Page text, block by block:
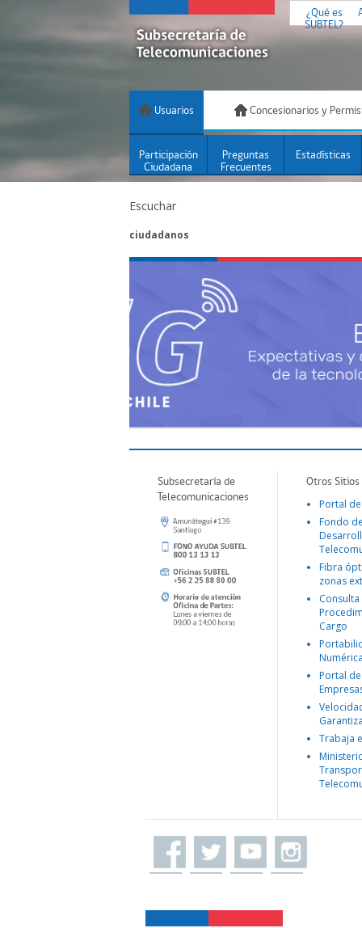
¿Qué es
SUBTEL?
Usuarios Concesionarios y
Participación
Ciudadana
Preguntas
Frecuentes
Estadísticas
Escuchar
ciudadanos
Subsecretaría de
Telecomunicaciones
Otros
Portal
Fondo
Fibra
zonas
Consulta
Cargo
Portal
Trabaja